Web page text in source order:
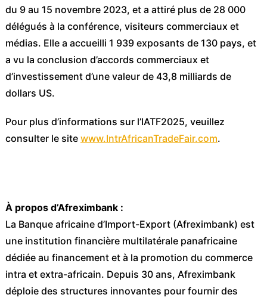
du 9 au 15 novembre 2023, et a attiré plus de 28 000
délégués à la conférence, visiteurs commerciaux et
médias. Elle a accueilli 1 939 exposants de 130 pays, et
a vu la conclusion d’accords commerciaux et
d’investissement d’une valeur de 43,8 milliards de
dollars US.
Pour plus d’informations sur l’IATF2025, veuillez
consulter le site www.IntrAfricanTradeFair.com.
À propos d’Afreximbank :
La Banque africaine d’Import-Export (Afreximbank) est
une institution financière multilatérale panafricaine
dédiée au financement et à la promotion du commerce
intra et extra-africain. Depuis 30 ans, Afreximbank
déploie des structures innovantes pour fournir des